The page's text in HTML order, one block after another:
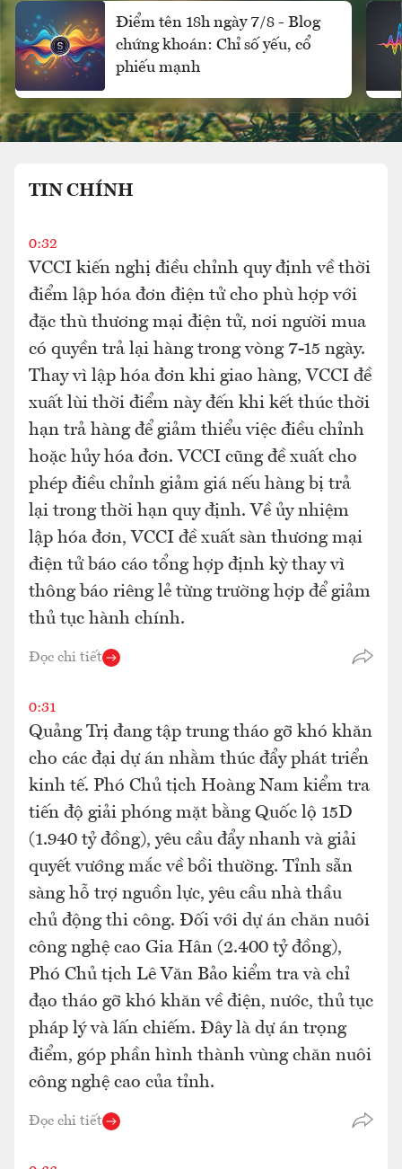
Điểm tên 18h ngày 7/8 - Blog
chứng khoán: Chỉ số yếu, cổ
phiếu mạnh
TIN CHÍNH
0:32
VCCI kiến nghị điều chỉnh quy định về thời
điểm lập hóa đơn điện tử cho phù hợp với
đặc thù thương mại điện tử, nơi người mua
có quyền trả lại hàng trong vòng 7-15 ngày.
Thay vì lập hóa đơn khi giao hàng, VCCI đề
xuất lùi thời điểm này đến khi kết thúc thời
hạn trả hàng để giảm thiểu việc điều chỉnh
hoặc hủy hóa đơn. VCCI cũng đề xuất cho
phép điều chỉnh giảm giá nếu hàng bị trả
lại trong thời hạn quy định. Về ủy nhiệm
lập hóa đơn, VCCI đề xuất sàn thương mại
điện tử báo cáo tổng hợp định kỳ thay vì
thông báo riêng lẻ từng trường hợp để giảm
thủ tục hành chính.
Đọc chi tiết
0:31
Quảng Trị đang tập trung tháo gỡ khó khăn
cho các đại dự án nhằm thúc đẩy phát triển
kinh tế. Phó Chủ tịch Hoàng Nam kiểm tra
tiến độ giải phóng mặt bằng Quốc lộ 15D
(1.940 tỷ đồng), yêu cầu đẩy nhanh và giải
quyết vướng mắc về bồi thường. Tỉnh sẵn
sàng hỗ trợ nguồn lực, yêu cầu nhà thầu
chủ động thi công. Đối với dự án chăn nuôi
công nghệ cao Gia Hân (2.400 tỷ đồng),
Phó Chủ tịch Lê Văn Bảo kiểm tra và chỉ
đạo tháo gỡ khó khăn về điện, nước, thủ tục
pháp lý và lấn chiếm. Đây là dự án trọng
điểm, góp phần hình thành vùng chăn nuôi
công nghệ cao của tỉnh.
Đọc chi tiết